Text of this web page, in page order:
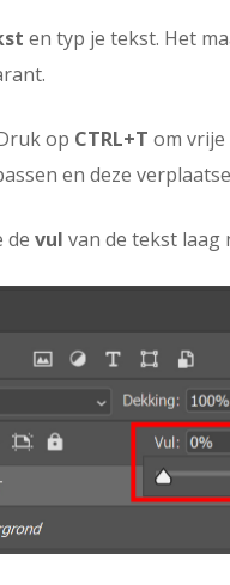
en typ je tekst. Het
op CTRL+T om vrije
en deze
de vul van de tekst laag